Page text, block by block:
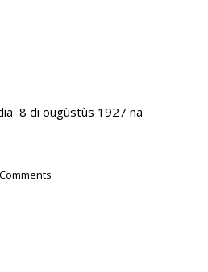
8 di ougùstùs 1927 na
Comments